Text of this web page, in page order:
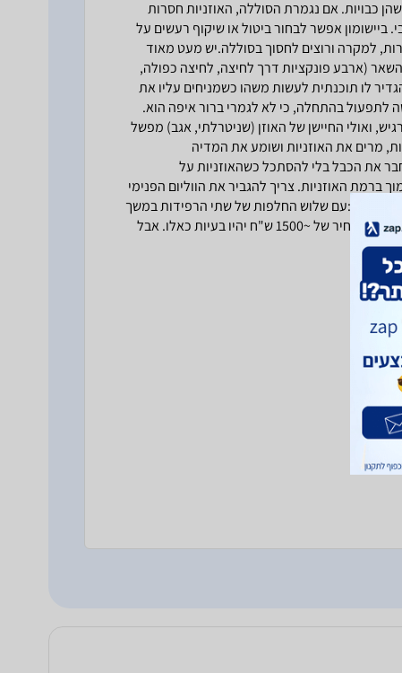
כבויות. אם נגמרת הסוללה, האוזניות חסרות
ביישומון אפשר לבחור ביטול או שיקוף רעשים על
למקרה ורוצים לחסוך בסוללה.יש מעט מאוד
(ארבע פונקציות דרך לחיצה, לחיצה כפולה,
לו תוכנתית לעשות משהו כשמניחים עליו את
לתפעול בהתחלה, כי לא לגמרי ברור איפה הוא.
ואולי החיישן של האוזן (שניטרלתי, אגב) מפשל
מרים את האוזניות ושומע את המדיה
2.5 מ"מ, וקצת מסובך לחבר את הכבל בלי להסתכל כשהאוזניות על
האוזניות. צריך להגביר את הווליום הפנימי
שלוש החלפות של שתי הרפידות במשך
פחות משנה, אני לא חושב שאקנה יותר Bose בעתיד. לא סביר שבקטגורית המחיר של ~1500 ש"ח יהיו בעיות כאלו. אבל